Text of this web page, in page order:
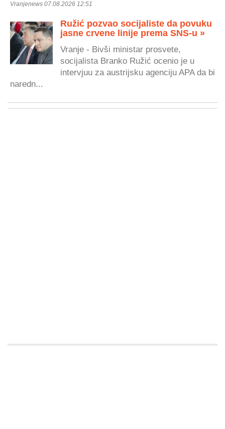
Vranjenews 07.08.2026 12:51
Ružić pozvao socijaliste da povuku
jasne crvene linije prema SNS-u »
Vranje - Bivši ministar prosvete,
socijalista Branko Ružić ocenio je u
intervjuu za austrijsku agenciju APA da bi
naredn...